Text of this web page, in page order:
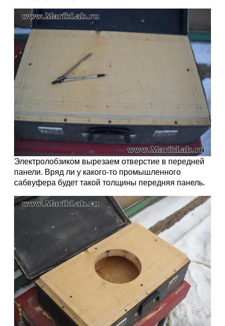
Электролобзиком вырезаем отверстие в передней
панели. Вряд ли у какого-то промышленного
сабвуфера будет такой толщины передняя панель.